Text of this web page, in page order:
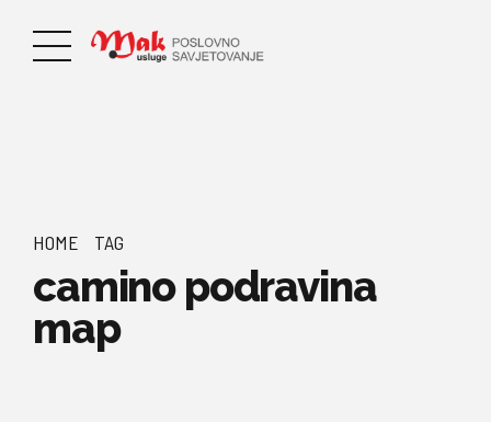
HOME TAG
camino podravina
map